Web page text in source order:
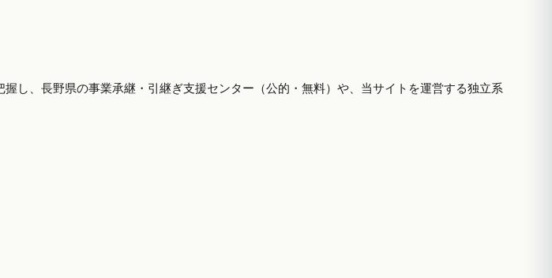
し、長野県の事業承継・引継ぎ支援センター（公的・無料）や、当サイトを運営する独立系